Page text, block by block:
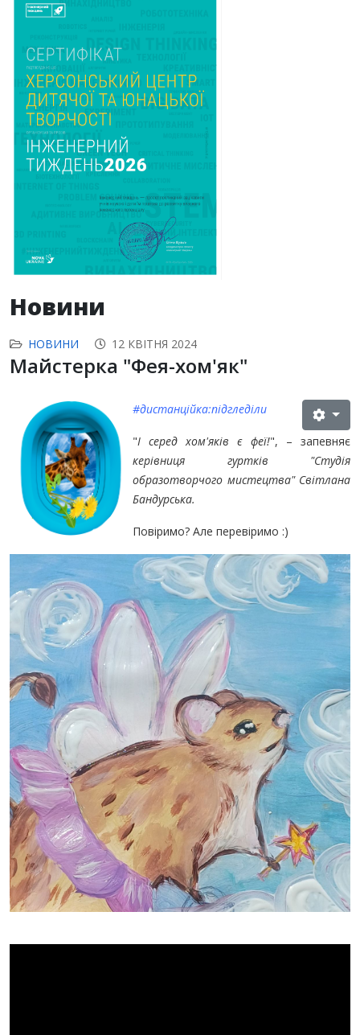
Новини
НОВИНИ 12 КВІТНЯ 2024
Майстерка "Фея-хом'як"
#дистанційка:підгледіли
"І серед хом'яків є феї!", – запевняє
керівниця гуртків "Студія
образотворчого мистецтва" Світлана
Бандурська.
Повіримо? Але перевіримо :)